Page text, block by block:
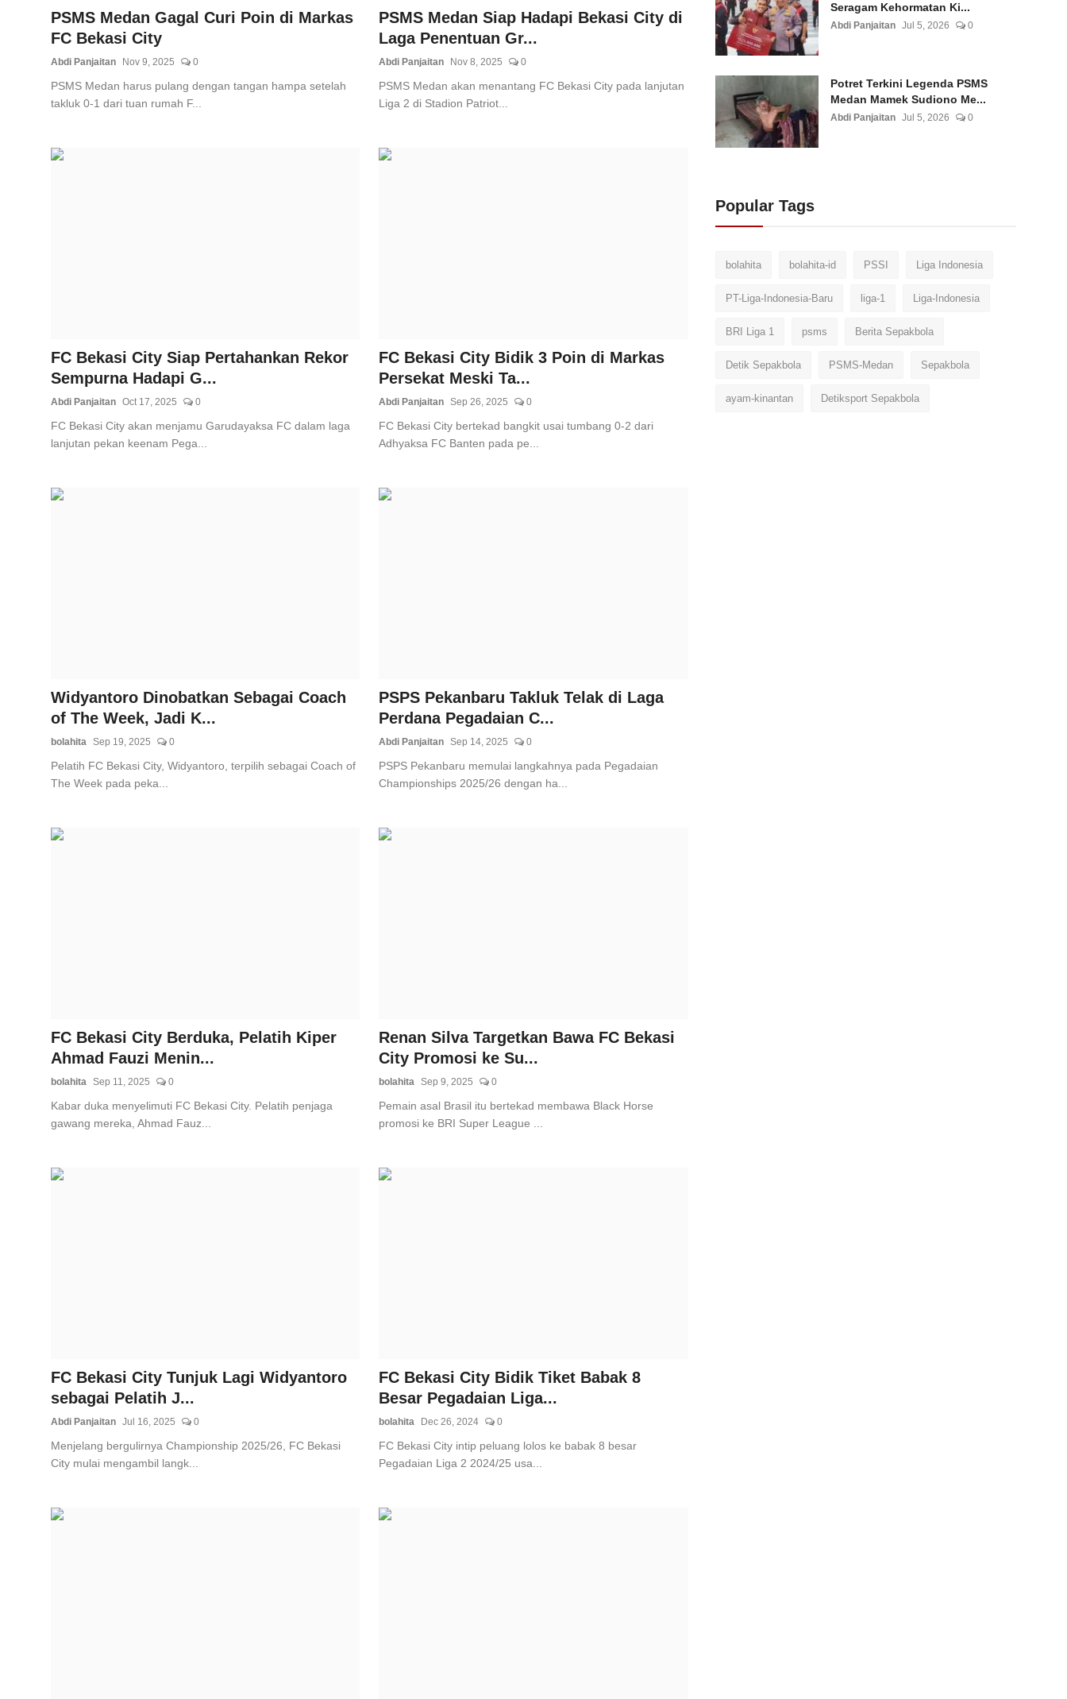
PSMS Medan Gagal Curi Poin di Markas
FC Bekasi City
Abdi Panjaitan Nov 9, 2025 0
PSMS Medan harus pulang dengan tangan hampa setelah
takluk 0-1 dari tuan rumah F...
PSMS Medan Siap Hadapi Bekasi City di
Laga Penentuan Gr...
Abdi Panjaitan Nov 8, 2025 0
PSMS Medan akan menantang FC Bekasi City pada lanjutan
Liga 2 di Stadion Patriot...
FC Bekasi City Siap Pertahankan Rekor
Sempurna Hadapi G...
Abdi Panjaitan Oct 17, 2025 0
FC Bekasi City akan menjamu Garudayaksa FC dalam laga
lanjutan pekan keenam Pega...
FC Bekasi City Bidik 3 Poin di Markas
Persekat Meski Ta...
Abdi Panjaitan Sep 26, 2025 0
FC Bekasi City bertekad bangkit usai tumbang 0-2 dari
Adhyaksa FC Banten pada pe...
Widyantoro Dinobatkan Sebagai Coach
of The Week, Jadi K...
bolahita Sep 19, 2025 0
Pelatih FC Bekasi City, Widyantoro, terpilih sebagai Coach of
The Week pada peka...
PSPS Pekanbaru Takluk Telak di Laga
Perdana Pegadaian C...
Abdi Panjaitan Sep 14, 2025 0
PSPS Pekanbaru memulai langkahnya pada Pegadaian
Championships 2025/26 dengan ha...
FC Bekasi City Berduka, Pelatih Kiper
Ahmad Fauzi Menin...
bolahita Sep 11, 2025 0
Kabar duka menyelimuti FC Bekasi City. Pelatih penjaga
gawang mereka, Ahmad Fauz...
Renan Silva Targetkan Bawa FC Bekasi
City Promosi ke Su...
bolahita Sep 9, 2025 0
Pemain asal Brasil itu bertekad membawa Black Horse
promosi ke BRI Super League ...
FC Bekasi City Tunjuk Lagi Widyantoro
sebagai Pelatih J...
Abdi Panjaitan Jul 16, 2025 0
Menjelang bergulirnya Championship 2025/26, FC Bekasi
City mulai mengambil langk...
FC Bekasi City Bidik Tiket Babak 8
Besar Pegadaian Liga...
bolahita Dec 26, 2024 0
FC Bekasi City intip peluang lolos ke babak 8 besar
Pegadaian Liga 2 2024/25 usa...
Seragam Kehormatan Ki...
Abdi Panjaitan Jul 5, 2026 0
Potret Terkini Legenda PSMS
Medan Mamek Sudiono Me...
Abdi Panjaitan Jul 5, 2026 0
Popular Tags
bolahita bolahita-id PSSI Liga Indonesia
PT-Liga-Indonesia-Baru liga-1 Liga-Indonesia
BRI Liga 1 psms Berita Sepakbola
Detik Sepakbola PSMS-Medan Sepakbola
ayam-kinantan Detiksport Sepakbola